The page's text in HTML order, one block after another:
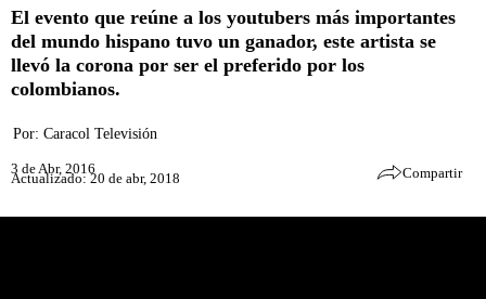
El evento que reúne a los youtubers más importantes
del mundo hispano tuvo un ganador, este artista se
llevó la corona por ser el preferido por los
colombianos.
Por: Caracol Televisión
3 de Abr, 2016
Actualizado: 20 de abr, 2018 Compartir